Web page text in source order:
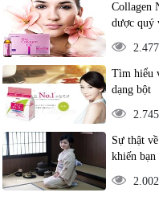
Collagen
dược quý
từ thiên
2.477
Tìm hiểu
dạng bột
2.745
Sự thật
khiến bạn
2.002